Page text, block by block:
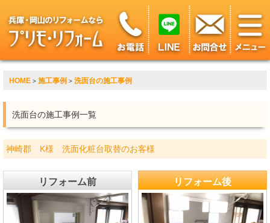
HOME > 施工事例 > 洗面台の施工事例
洗面台の施工事例一覧
神崎郡 K様 洗面化粧台取替のお客様
リフォーム前 リフォーム後